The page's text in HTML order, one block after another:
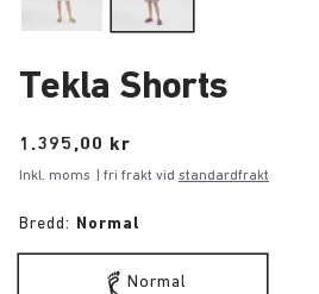
Tekla Shorts
Price:
1.395,00 kr
Inkl. moms | fri frakt vid standardfrakt
Bredd: Normal
Normal